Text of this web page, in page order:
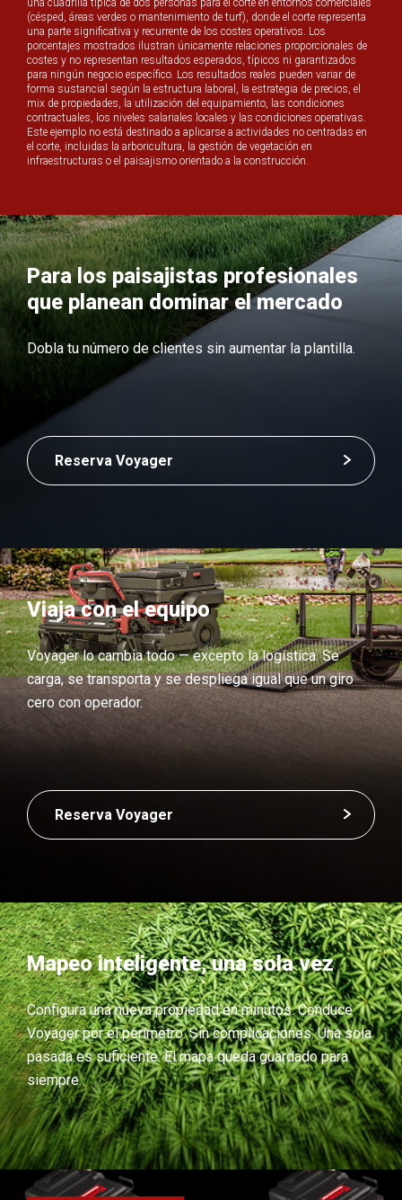
una cuadrilla típica de dos personas para el corte en entornos comerciales
(césped, áreas verdes o mantenimiento de turf), donde el corte representa
una parte significativa y recurrente de los costes operativos. Los
porcentajes mostrados ilustran únicamente relaciones proporcionales de
costes y no representan resultados esperados, típicos ni garantizados
para ningún negocio específico. Los resultados reales pueden variar de
forma sustancial según la estructura laboral, la estrategia de precios, el
mix de propiedades, la utilización del equipamiento, las condiciones
contractuales, los niveles salariales locales y las condiciones operativas.
Este ejemplo no está destinado a aplicarse a actividades no centradas en
el corte, incluidas la arboricultura, la gestión de vegetación en
infraestructuras o el paisajismo orientado a la construcción.
Para los paisajistas profesionales
que planean dominar el mercado
Dobla tu número de clientes sin aumentar la plantilla.
Reserva Voyager
Viaja con el equipo
Voyager lo cambia todo — excepto la logística. Se
carga, se transporta y se despliega igual que un giro
cero con operador.
Reserva Voyager
Mapeo inteligente, una sola vez
Configura una nueva propiedad en minutos. Conduce
Voyager por el perímetro. Sin complicaciones. Una sola
pasada es suficiente. El mapa queda guardado para
siempre.